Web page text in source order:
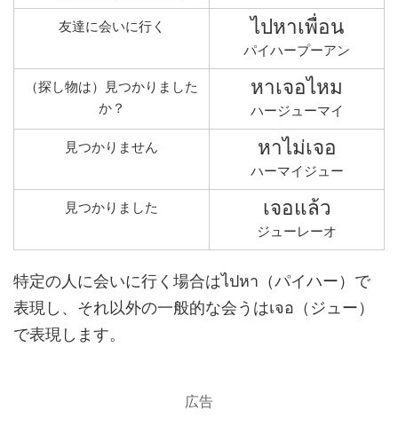
友達に会いに行く ไปหาเพื่อน
パイハープーアン
（探し物は）見つかりました
か？
หาเจอไหม
ハージューマイ
見つかりません หาไม่เจอ
ハーマイジュー
見つかりました เจอแล้ว
ジューレーオ
特定の人に会いに行く場合はไปหา（パイハー）で
表現し、それ以外の一般的な会うはเจอ（ジュー）
で表現します。
広告